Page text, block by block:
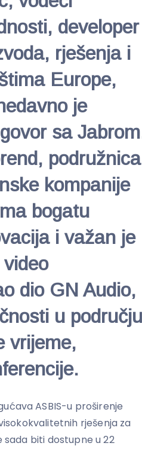
developer
rješenja i
Europe,
je
sa
podružnica
kompanije
bogatu
i važan je
dio GN Audio,
u području
vrijeme,
ASBIS-u proširenje
rješenja za
sada biti dostupne u 22